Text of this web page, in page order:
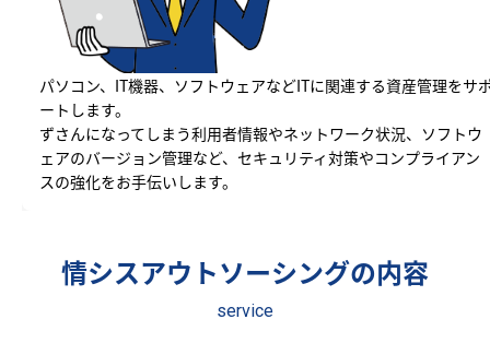
パソコン、IT機器、ソフトウェアなどITに関連する資産管理をサ
ートします。
ずさんになってしまう利用者情報やネットワーク状況、ソフトウ
ェアのバージョン管理など、セキュリティ対策やコンプライアン
スの強化をお手伝いします。
情シスアウトソーシングの内容
service